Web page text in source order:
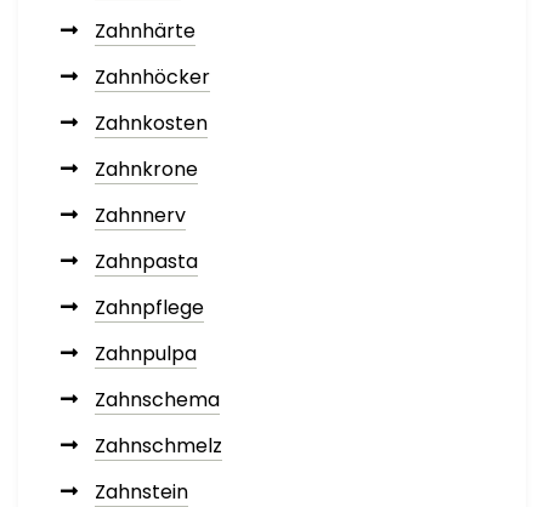
Zahnhärte
Zahnhöcker
Zahnkosten
Zahnkrone
Zahnnerv
Zahnpasta
Zahnpflege
Zahnpulpa
Zahnschema
Zahnschmelz
Zahnstein